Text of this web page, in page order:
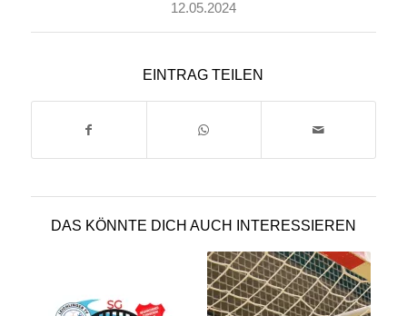
12.05.2024
EINTRAG TEILEN
DAS KÖNNTE DICH AUCH INTERESSIEREN